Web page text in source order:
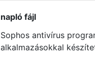
napló fájl
Sophos antivírus
alkalmazásokkal